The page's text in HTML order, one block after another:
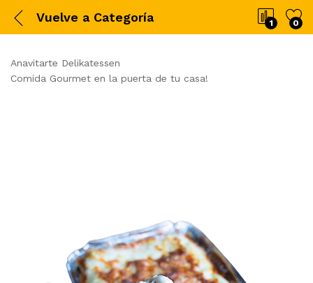
Vuelve aCategoría 1 0
Anavitarte Delikatessen
Comida Gourmet en la puerta de tu casa!